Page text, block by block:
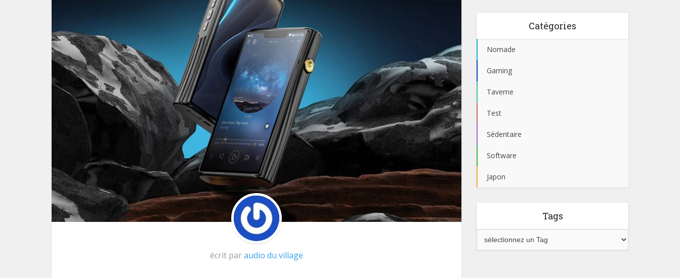
écrit paraudio du village
Catégories
Nomade
Gaming
Taverne
Test
Sédentaire
Software
Japon
Tags